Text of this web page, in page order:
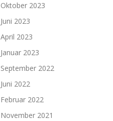
Oktober 2023
Juni 2023
April 2023
Januar 2023
September 2022
Juni 2022
Februar 2022
November 2021